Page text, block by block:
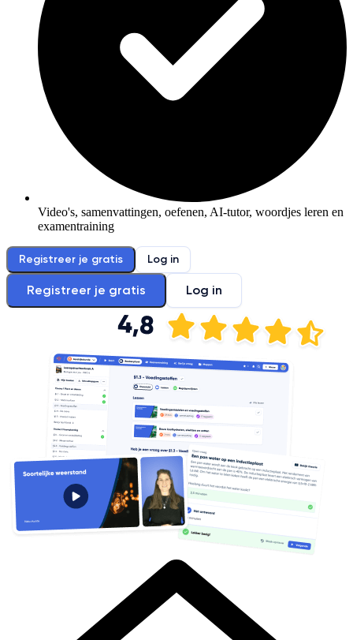
Video's, samenvattingen, oefenen, AI-tutor, woordjes leren en
examentraining
Registreer je gratis Log in
Registreer je gratis Log in